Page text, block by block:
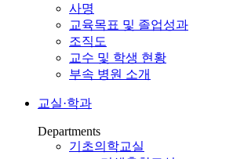
사명
교육목표 및 졸업성과
조직도
교수 및 학생 현황
부속 병원 소개
교실·학과
Departments
기초의학교실